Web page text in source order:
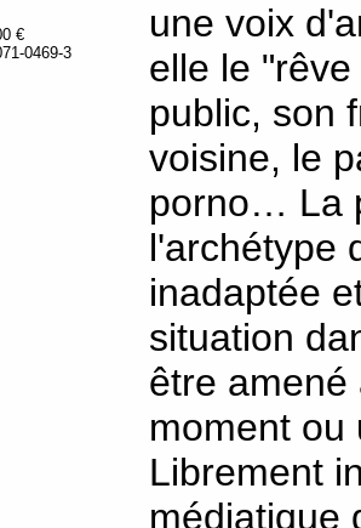
€
0469-3
une voix
elle le
public, son
voisine, le
porno… La
l'archétype
inadaptée
situation
être amené
moment ou
Librement
médiatique